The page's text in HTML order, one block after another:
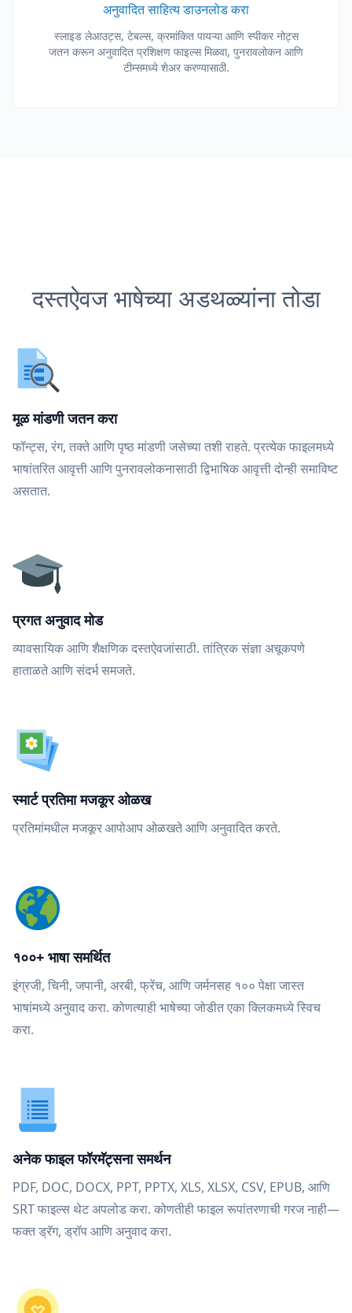
अनुवादित साहित्य डाउनलोड करा
स्लाइड लेआउट्स, टेबल्स, क्रमांकित पायऱ्या आणि स्पीकर नोट्स
जतन करून अनुवादित प्रशिक्षण फाइल्स मिळवा, पुनरावलोकन आणि
टीम्समध्ये शेअर करण्यासाठी.
दस्तऐवज भाषेच्या अडथळ्यांना तोडा
मूळ मांडणी जतन करा
फॉन्ट्स, रंग, तक्ते आणि पृष्ठ मांडणी जसेच्या तशी राहते. प्रत्येक फाइलमध्ये
भाषांतरित आवृत्ती आणि पुनरावलोकनासाठी द्विभाषिक आवृत्ती दोन्ही समाविष्ट
असतात.
प्रगत अनुवाद मोड
व्यावसायिक आणि शैक्षणिक दस्तऐवजांसाठी. तांत्रिक संज्ञा अचूकपणे
हाताळते आणि संदर्भ समजते.
स्मार्ट प्रतिमा मजकूर ओळख
प्रतिमांमधील मजकूर आपोआप ओळखते आणि अनुवादित करते.
१००+ भाषा समर्थित
इंग्रजी, चिनी, जपानी, अरबी, फ्रेंच, आणि जर्मनसह १०० पेक्षा जास्त
भाषांमध्ये अनुवाद करा. कोणत्याही भाषेच्या जोडीत एका क्लिकमध्ये स्विच
करा.
अनेक फाइल फॉरमॅट्सना समर्थन
PDF, DOC, DOCX, PPT, PPTX, XLS, XLSX, CSV, EPUB, आणि
SRT फाइल्स थेट अपलोड करा. कोणतीही फाइल रूपांतरणाची गरज नाही—
फक्त ड्रॅग, ड्रॉप आणि अनुवाद करा.